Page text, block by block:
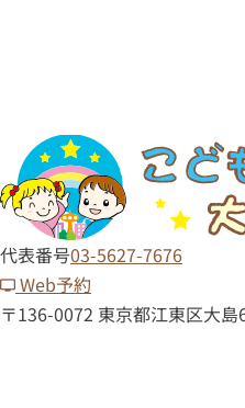
代表番号03-5627-7676
Web予約
〒136-0072 東京都江東区大